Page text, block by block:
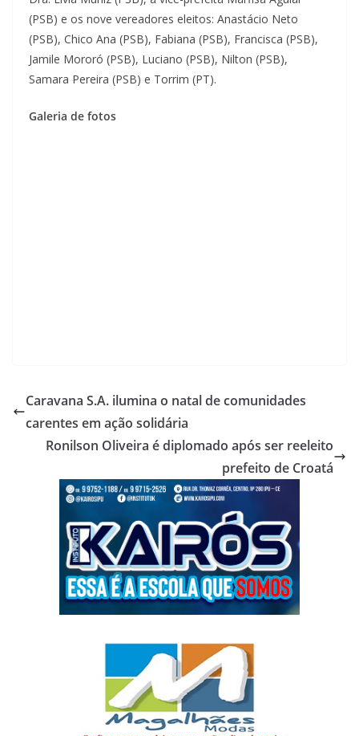
(PSB) e os nove vereadores eleitos: Anastácio Neto
(PSB), Chico Ana (PSB), Fabiana (PSB), Francisca (PSB),
Jamile Mororó (PSB), Luciano (PSB), Nilton (PSB),
Samara Pereira (PSB) e Torrim (PT).
Galeria de fotos
Caravana S.A. ilumina o natal de comunidades
carentes em ação solidária
Ronilson Oliveira é diplomado após ser reeleito
prefeito de Croatá